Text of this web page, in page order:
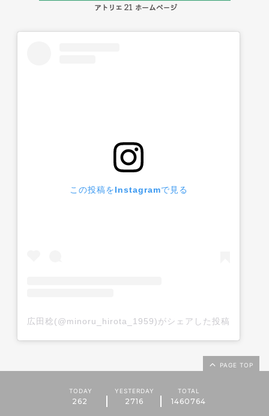
この投稿をInstagramで見る
広田稔(@minoru_hirota_1959)がシェアした投稿
PAGE TOP
TODAY
262
YESTERDAY
2716
TOTAL
1460764